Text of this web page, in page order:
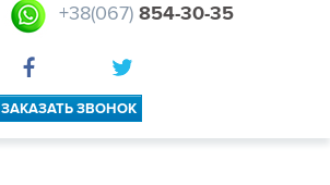
+38(067) 854-30-35
ЗАКАЗАТЬ ЗВОНОК